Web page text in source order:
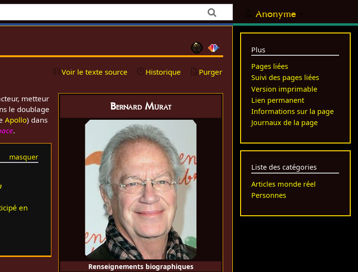
Anonyme
Voir le texte source Historique Purger
Bernard Murat
Renseignements biographiques
metteur
le doublage
Apollo) dans
.
en
Plus
Pages liées
Suivi des pages liées
Version imprimable
Lien permanent
Informations sur la page
Journaux de la page
Liste des catégories
Articles monde réel
Personnes